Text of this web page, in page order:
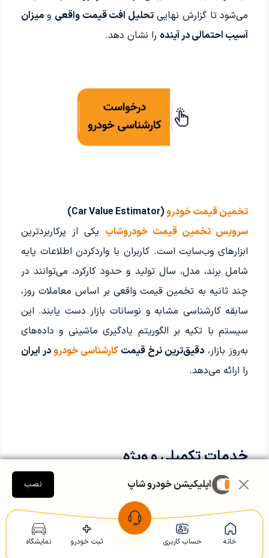
می‌شود تا گزارش نهاییتحلیل افت قیمت واقعی ومیزان
آسیب احتمالی در آینده را نشان دهد.
تخمین قیمت خودرو(Car Value Estimator)
سرویس تخمین قیمت خودروشاپ یکی از پرکاربردترین
ابزارهای وب‌سایت است. کاربران با واردکردن اطلاعات پایه
شامل برند، مدل، سال تولید و حدود کارکرد، می‌توانند در
چند ثانیه به تخمین قیمت واقعی بر اساس معاملات روز،
سابقه کارشناسی مشابه و نوسانات بازار دست یابند. این
سیستم با تکیه بر الگوریتم یادگیری ماشینی و داده‌های
به‌روز بازار، دقیق‌ترین نرخ قیمتکارشناسی خودرو در ایران
را ارائه می‌دهد.
خدمات تکمیلی و ویژه
بانک داده قطعات و هزینه نگهداری:
خودروشاپ جدول
کامل هزینه تعویض و سرویس دوره‌ای بیش از ۴۵۰
مدل خودرو را براساس سال ۱۴۰۴ در اختیار کاربران قرار
خانه حساب کاربری ثبت خودرو نمایشگاه
اپلیکیشن خودرو شاپ نصب